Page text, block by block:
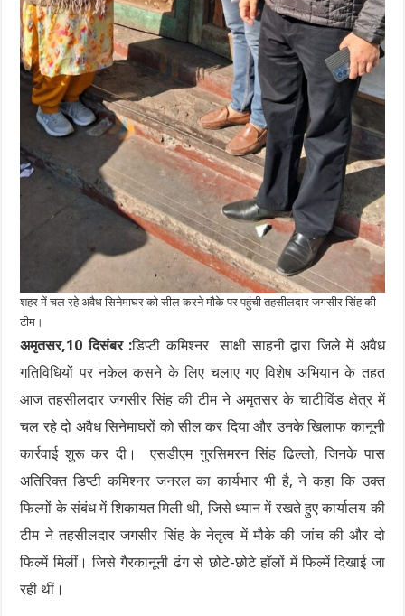
शहर में चल रहे अवैध सिनेमाघर को सील करने मौके पर पहुंची तहसीलदार जगसीर सिंह की
टीम।
अमृतसर,10 दिसंबर :डिप्टी कमिश्नर साक्षी साहनी द्वारा जिले में अवैध
गतिविधियों पर नकेल कसने के लिए चलाए गए विशेष अभियान के तहत
आज तहसीलदार जगसीर सिंह की टीम ने अमृतसर के चाटीविंड क्षेत्र में
चल रहे दो अवैध सिनेमाघरों को सील कर दिया और उनके खिलाफ कानूनी
कार्रवाई शुरू कर दी। एसडीएम गुरसिमरन सिंह ढिल्लो, जिनके पास
अतिरिक्त डिप्टी कमिश्नर जनरल का कार्यभार भी है, ने कहा कि उक्त
फिल्मों के संबंध में शिकायत मिली थी, जिसे ध्यान में रखते हुए कार्यालय की
टीम ने तहसीलदार जगसीर सिंह के नेतृत्व में मौके की जांच की और दो
फिल्में मिलीं। जिसे गैरकानूनी ढंग से छोटे-छोटे हॉलों में फिल्में दिखाई जा
रही थीं।